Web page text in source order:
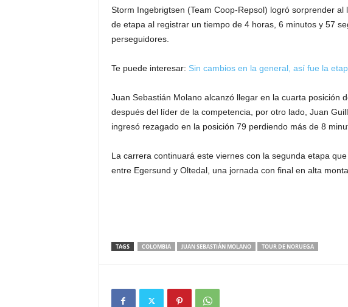
Storm Ingebrigtsen (Team Coop-Repsol) logró sorprender
de etapa al registrar un tiempo de 4 horas, 6 minutos y 57
perseguidores.
Te puede interesar: Sin cambios en la general, así fue la
Juan Sebastián Molano alcanzó llegar en la cuarta posición
después del líder de la competencia, por otro lado, Juan
ingresó rezagado en la posición 79 perdiendo más de 8
La carrera continuará este viernes con la segunda etapa
entre Egersund y Oltedal, una jornada con final en alta
TAGS COLOMBIA JUAN SEBASTIÁN MOLANO TOUR DE NORUEGA